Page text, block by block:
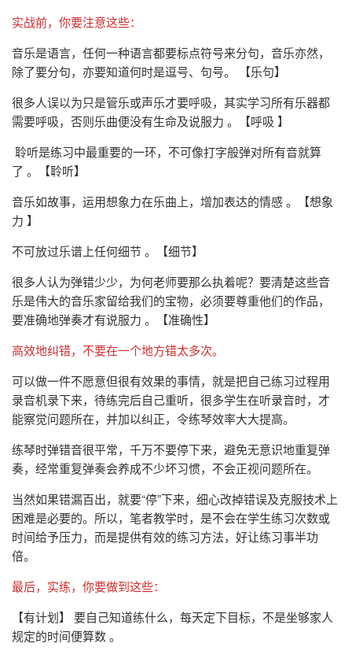
实战前，你要注意这些：
音乐是语言，任何一种语言都要标点符号来分句，音乐亦然，
除了要分句，亦要知道何时是逗号、句号。 【乐句】
很多人误以为只是管乐或声乐才要呼吸，其实学习所有乐器都
需要呼吸，否则乐曲便没有生命及说服力 。【呼吸 】
聆听是练习中最重要的一环，不可像打字般弹对所有音就算
了 。【聆听】
音乐如故事，运用想象力在乐曲上，增加表达的情感 。【想象
力 】
不可放过乐谱上任何细节 。【细节】
很多人认为弹错少少，为何老师要那么执着呢？要清楚这些音
乐是伟大的音乐家留给我们的宝物，必须要尊重他们的作品，
要准确地弹奏才有说服力 。【准确性】
高效地纠错，不要在一个地方错太多次。
可以做一件不愿意但很有效果的事情，就是把自己练习过程用
录音机录下来，待练完后自己重听，很多学生在听录音时，才
能察觉问题所在，并加以纠正，令练琴效率大大提高。
练琴时弹错音很平常，千万不要停下来，避免无意识地重复弹
奏，经常重复弹奏会养成不少坏习惯，不会正视问题所在。
当然如果错漏百出，就要“停”下来，细心改掉错误及克服技术上
困难是必要的。所以，笔者教学时，是不会在学生练习次数或
时间给予压力，而是提供有效的练习方法，好让练习事半功
倍。
最后，实练，你要做到这些：
【有计划】 要自己知道练什么，每天定下目标，不是坐够家人
规定的时间便算数 。